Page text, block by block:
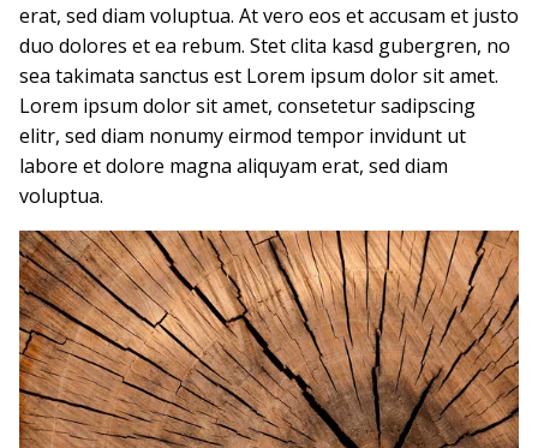
erat, sed diam voluptua. At vero eos et accusam et justo
duo dolores et ea rebum. Stet clita kasd gubergren, no
sea takimata sanctus est Lorem ipsum dolor sit amet.
Lorem ipsum dolor sit amet, consetetur sadipscing
elitr, sed diam nonumy eirmod tempor invidunt ut
labore et dolore magna aliquyam erat, sed diam
voluptua.